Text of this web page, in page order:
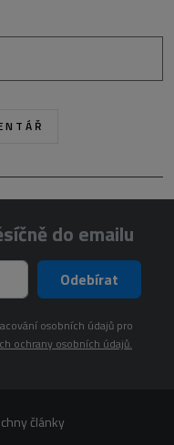
do emailu
Odebírat
osobních údajů pro
ochrany osobních údajů.
články